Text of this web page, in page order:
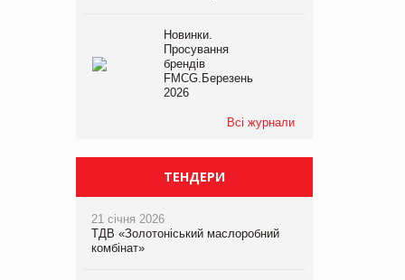
Новинки.
Просування
брендів
FMCG.Березень
2026
Всі журнали
ТЕНДЕРИ
21 січня 2026
ТДВ «Золотоніський маслоробний
комбінат»